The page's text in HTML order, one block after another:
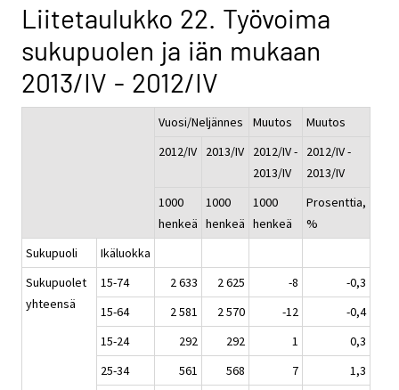
Liitetaulukko 22. Työvoima
sukupuolen ja iän mukaan
2013/IV - 2012/IV
Vuosi/Neljännes Muutos
Muutos
2012/IV
2013/IV
2012/IV -
2013/IV
2012/IV -
2013/IV
1000
henkeä
1000
henkeä
1000
henkeä
Prosenttia,
%
Sukupuoli
Ikäluokka
Sukupuolet
yhteensä
15-74 2 633 2 625 -8
-0,3
15-64
2 581 2 570 -12
-0,4
15-24
292 292 1
0,3
25-34
561 568 7
1,3